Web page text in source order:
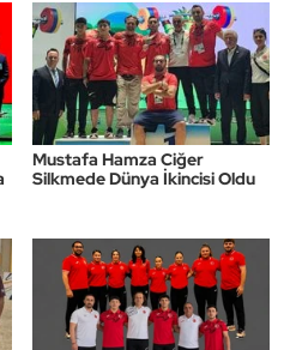
Mustafa Hamza Ciğer
Silkmede Dünya İkincisi Oldu